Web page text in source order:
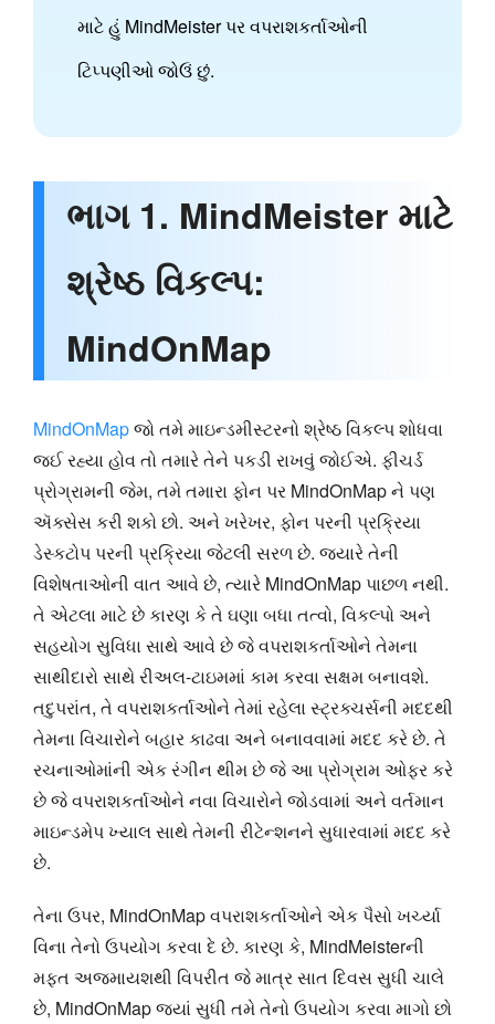
માટે હું MindMeister પર વપરાશકર્તાઓની
ટિપ્પણીઓ જોઉં છું.
ભાગ 1. MindMeister માટે
શ્રેષ્ઠ વિકલ્પ:
MindOnMap
MindOnMapજો તમે માઇન્ડમીસ્ટરનો શ્રેષ્ઠ વિકલ્પ શોધવા
જઈ રહ્યા હોવ તો તમારે તેને પકડી રાખવું જોઈએ. ફીચર્ડ
પ્રોગ્રામની જેમ, તમે તમારા ફોન પર MindOnMap ને પણ
ઍક્સેસ કરી શકો છો. અને ખરેખર, ફોન પરની પ્રક્રિયા
ડેસ્કટોપ પરની પ્રક્રિયા જેટલી સરળ છે. જ્યારે તેની
વિશેષતાઓની વાત આવે છે, ત્યારે MindOnMap પાછળ નથી.
તે એટલા માટે છે કારણ કે તે ઘણા બધા તત્વો, વિકલ્પો અને
સહયોગ સુવિધા સાથે આવે છે જે વપરાશકર્તાઓને તેમના
સાથીદારો સાથે રીઅલ-ટાઇમમાં કામ કરવા સક્ષમ બનાવશે.
તદુપરાંત, તે વપરાશકર્તાઓને તેમાં રહેલા સ્ટ્રક્ચર્સની મદદથી
તેમના વિચારોને બહાર કાઢવા અને બનાવવામાં મદદ કરે છે. તે
રચનાઓમાંની એક રંગીન થીમ છે જે આ પ્રોગ્રામ ઓફર કરે
છે જે વપરાશકર્તાઓને નવા વિચારોને જોડવામાં અને વર્તમાન
માઇન્ડમેપ ખ્યાલ સાથે તેમની રીટેન્શનને સુધારવામાં મદદ કરે
છે.
તેના ઉપર, MindOnMap વપરાશકર્તાઓને એક પૈસો ખર્ચ્યા
વિના તેનો ઉપયોગ કરવા દે છે. કારણ કે, MindMeisterની
મફત અજમાયશથી વિપરીત જે માત્ર સાત દિવસ સુધી ચાલે
છે, MindOnMap જ્યાં સુધી તમે તેનો ઉપયોગ કરવા માગો છો